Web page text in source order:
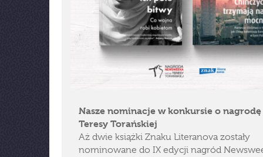
Nasze nominacje w konkursie o
Teresy Torańskiej
Aż dwie książki Znaku Literanova zostały
nominowane do IX edycji nagród